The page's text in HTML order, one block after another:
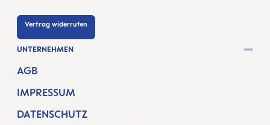
Vertrag widerrufen
UNTERNEHMEN
AGB
IMPRESSUM
DATENSCHUTZ